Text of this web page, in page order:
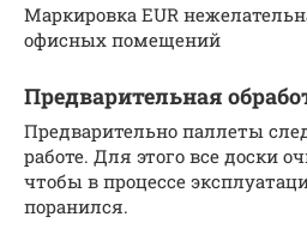
Маркировка EUR
офисных помещений
Предварительная
Предварительно паллеты
работе. Для этого все доски
чтобы в процессе
поранился.